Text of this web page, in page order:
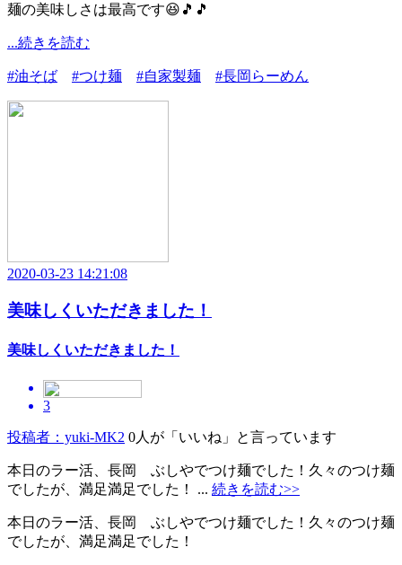
麺の美味しさは最高です😆🎵🎵
...続きを読む
#油そば #つけ麺 #自家製麺 #長岡らーめん
2020-03-23 14:21:08
美味しくいただきました！
美味しくいただきました！
3
投稿者：yuki-MK2 0人が「いいね」と言っています
本日のラー活、長岡 ぶしやでつけ麺でした！久々のつけ麺
でしたが、満足満足でした！ ... 続きを読む>>
本日のラー活、長岡 ぶしやでつけ麺でした！久々のつけ麺
でしたが、満足満足でした！